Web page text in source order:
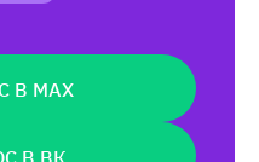
В MAX
В ВК